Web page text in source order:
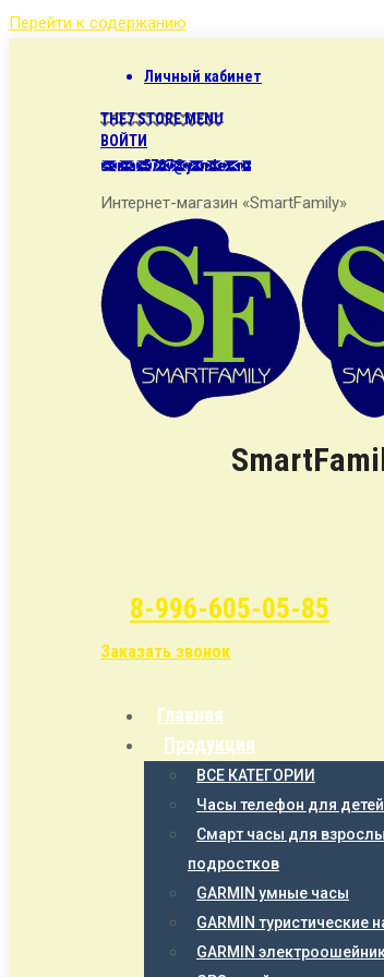
Перейти к содержанию
Личный кабинет
THE7 STORE MENU
ВОЙТИ
semax5707@yandex.ru
Интернет-магазин «SmartFamily»
8-996-605-05-85
Заказать звонок
Главная
Продукция
ВСЕ КАТЕГОРИИ
Часы телефон для детей
Смарт часы для
подростков
GARMIN умные часы
GARMIN туристические
GARMIN